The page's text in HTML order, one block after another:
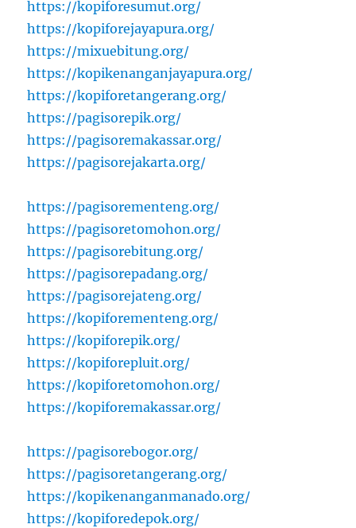
https://kopiforesumut.org/
https://kopiforejayapura.org/
https://mixuebitung.org/
https://kopikenanganjayapura.org/
https://kopiforetangerang.org/
https://pagisorepik.org/
https://pagisoremakassar.org/
https://pagisorejakarta.org/
https://pagisorementeng.org/
https://pagisoretomohon.org/
https://pagisorebitung.org/
https://pagisorepadang.org/
https://pagisorejateng.org/
https://kopiforementeng.org/
https://kopiforepik.org/
https://kopiforepluit.org/
https://kopiforetomohon.org/
https://kopiforemakassar.org/
https://pagisorebogor.org/
https://pagisoretangerang.org/
https://kopikenanganmanado.org/
https://kopiforedepok.org/